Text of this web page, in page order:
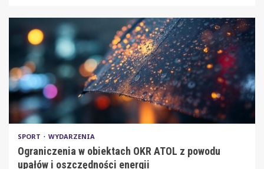
SPORT WYDARZENIA
Ograniczenia w obiektach OKR ATOL z powodu
upałów i oszczędności energii